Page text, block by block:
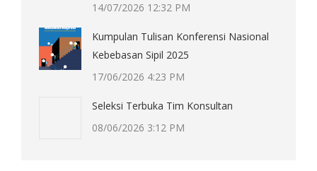
14/07/2026 12:32 PM
Kumpulan Tulisan Konferensi Nasional
Kebebasan Sipil 2025
17/06/2026 4:23 PM
Seleksi Terbuka Tim Konsultan
08/06/2026 3:12 PM